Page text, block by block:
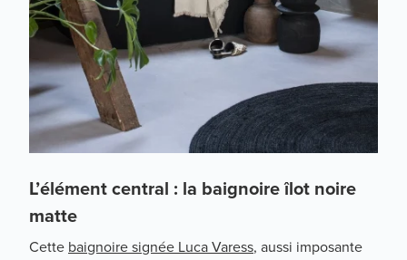
L’élément central : la baignoire îlot noire
matte
Cette baignoire signée Luca Varess, aussi imposante